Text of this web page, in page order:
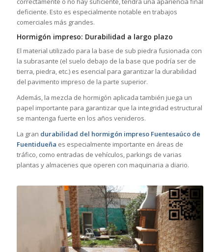
deficiente. Esto es especialmente notable en trabajos
comerciales más grandes.
Hormigón impreso: Durabilidad a largo plazo
El material utilizado para la base de sub piedra fusionada con
la subrasante (el suelo debajo de la base que podría ser de
tierra, piedra, etc.) es esencial para garantizar la durabilidad
del pavimento impreso de la parte superior.
Además, la mezcla de hormigón aplicada también juega un
papel importante para garantizar que la integridad estructural
se mantenga fuerte en los años venideros.
La gran durabilidad del hormigón impreso Fuentesaúco de
Fuentidueña es especialmente importante en áreas de
tráfico, como entradas de vehículos, parkings de varias
plantas y almacenes que operen con maquinaria a diario.